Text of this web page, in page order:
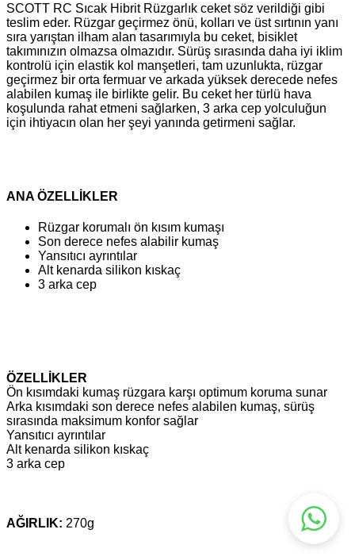
SCOTT RC Sıcak Hibrit Rüzgarlık ceket söz verildiği gibi
teslim eder. Rüzgar geçirmez önü, kolları ve üst sırtının yanı
sıra yarıştan ilham alan tasarımıyla bu ceket, bisiklet
takımınızın olmazsa olmazıdır. Sürüş sırasında daha iyi iklim
kontrolü için elastik kol manşetleri, tam uzunlukta, rüzgar
geçirmez bir orta fermuar ve arkada yüksek derecede nefes
alabilen kumaş ile birlikte gelir. Bu ceket her türlü hava
koşulunda rahat etmeni sağlarken, 3 arka cep yolculuğun
için ihtiyacın olan her şeyi yanında getirmeni sağlar.
ANA ÖZELLİKLER
Rüzgar korumalı ön kısım kumaşı
Son derece nefes alabilir kumaş
Yansıtıcı ayrıntılar
Alt kenarda silikon kıskaç
3 arka cep
ÖZELLİKLER
Ön kısımdaki kumaş rüzgara karşı optimum koruma sunar
Arka kısımdaki son derece nefes alabilen kumaş, sürüş
sırasında maksimum konfor sağlar
Yansıtıcı ayrıntılar
Alt kenarda silikon kıskaç
3 arka cep
AĞIRLIK: 270g